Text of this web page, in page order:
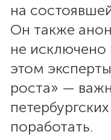
на
Он также
не
этом
роста» —
поработать.